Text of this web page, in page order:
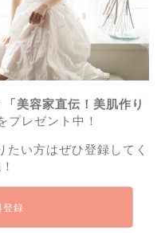
「美容家直伝！美肌作り
プレゼント中！
たい方はぜひ登録してく
登録